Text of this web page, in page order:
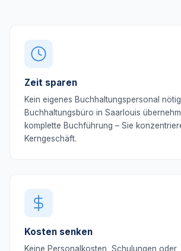
Zeit sparen
Kein eigenes Buchhaltungspersonal
Buchhaltungsbüro in Saarlouis
komplette Buchführung – Sie
Kerngeschäft.
Kosten senken
Keine Personalkosten, Schulungen oder